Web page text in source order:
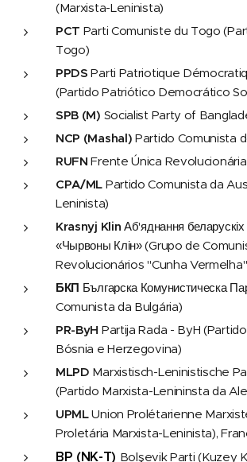
(Marxista-Leninista)
PCT Parti Comuniste du Togo
Togo)
PPDS Parti Patriotique
(Partido Patriótico Democrático
SPB (M) Socialist Party of
NCP (Mashal) Partido Comunista
RUFN Frente Única
CPA/ML Partido Comunista da
Leninista)
Krasnyj Klin Аб'яднання беларускіх
«Чырвоны Клін» (Grupo de
Revolucionários "Cunha
БКП Българска Комунистическа
Comunista da Bulgária)
PR-ByH Partija Rada - ByH
Bósnia e Herzegovina)
MLPD Marxistisch-Leninistische
(Partido Marxista-Lenininsta da
UPMLUnion Prolétarienne
Proletária Marxista-Leninista),
BP (NK-T) Bolşevik Parti (Kuzey